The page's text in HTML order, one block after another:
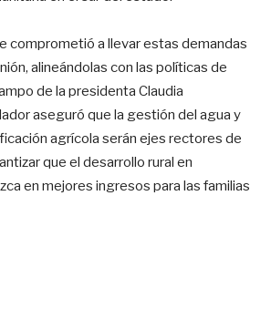
comprometió a llevar estas demandas
alineándolas con las políticas de
de la presidenta Claudia
aseguró que la gestión del agua y
agrícola serán ejes rectores de
que el desarrollo rural en
en mejores ingresos para las familias